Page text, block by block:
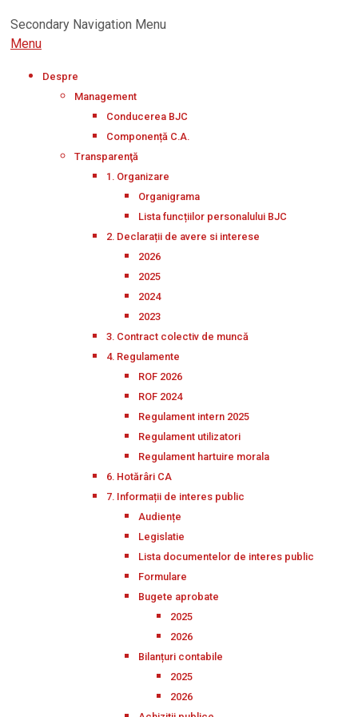
Secondary Navigation Menu
Menu
Despre
Management
Conducerea BJC
Componență C.A.
Transparenţă
1. Organizare
Organigrama
Lista funcțiilor personalului BJC
2. Declarații de avere si interese
2026
2025
2024
2023
3. Contract colectiv de muncă
4. Regulamente
ROF 2026
ROF 2024
Regulament intern 2025
Regulament utilizatori
Regulament hartuire morala
6. Hotărâri CA
7. Informații de interes public
Audiențe
Legislatie
Lista documentelor de interes public
Formulare
Bugete aprobate
2025
2026
Bilanțuri contabile
2025
2026